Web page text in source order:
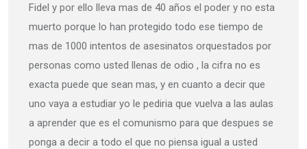
Fidel y por ello lleva mas de 40 años el poder y no esta
muerto porque lo han protegido todo ese tiempo de
mas de 1000 intentos de asesinatos orquestados por
personas como usted llenas de odio , la cifra no es
exacta puede que sean mas, y en cuanto a decir que
uno vaya a estudiar yo le pediria que vuelva a las aulas
a aprender que es el comunismo para que despues se
ponga a decir a todo el que no piensa igual a usted